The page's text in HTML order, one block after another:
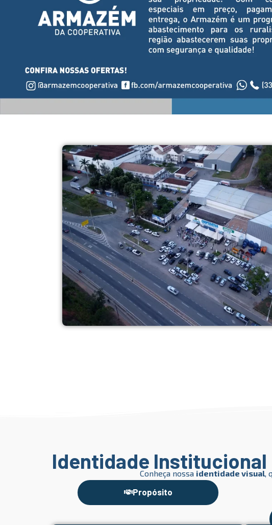
Identidade Institucional
Conheça nossa identidade visual,
Propósito